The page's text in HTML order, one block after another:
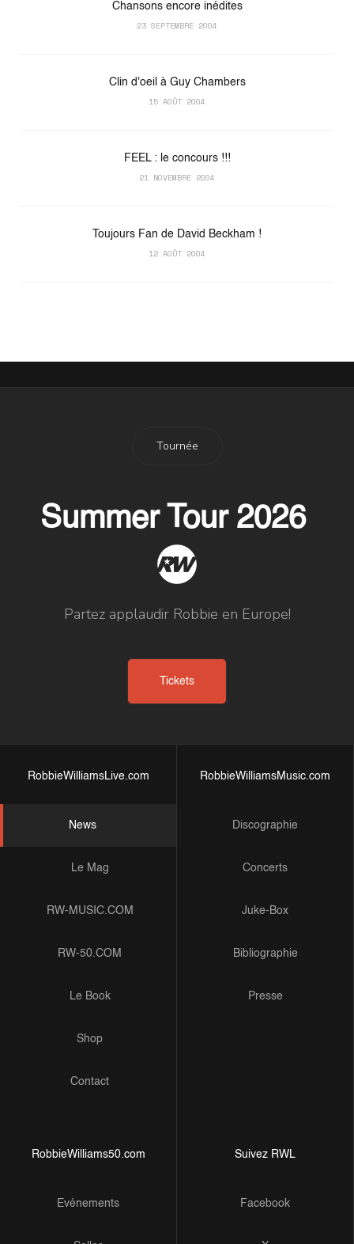
Chansons encore inédites
23 SEPTEMBRE 2004
Clin d'oeil à Guy Chambers
15 AOÛT 2004
FEEL : le concours !!!
21 NOVEMBRE 2004
Toujours Fan de David Beckham !
12 AOÛT 2004
Tournée
Summer Tour 2026
Partez applaudir Robbie en Europe!
Tickets
RobbieWilliamsLive.com
News
Le Mag
RW-MUSIC.COM
RW-50.COM
Le Book
Shop
Contact
RobbieWilliamsMusic.com
Discographie
Concerts
Juke-Box
Bibliographie
Presse
RobbieWilliams50.com
Evénements
Suivez RWL
Facebook